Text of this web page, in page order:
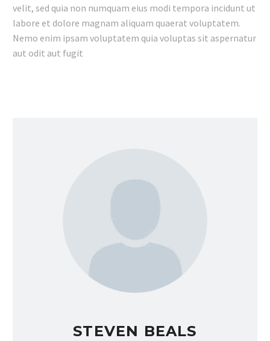
velit, sed quia non numquam eius modi tempora incidunt ut
labore et dolore magnam aliquam quaerat voluptatem.
Nemo enim ipsam voluptatem quia voluptas sit aspernatur
aut odit aut fugit
STEVEN BEALS